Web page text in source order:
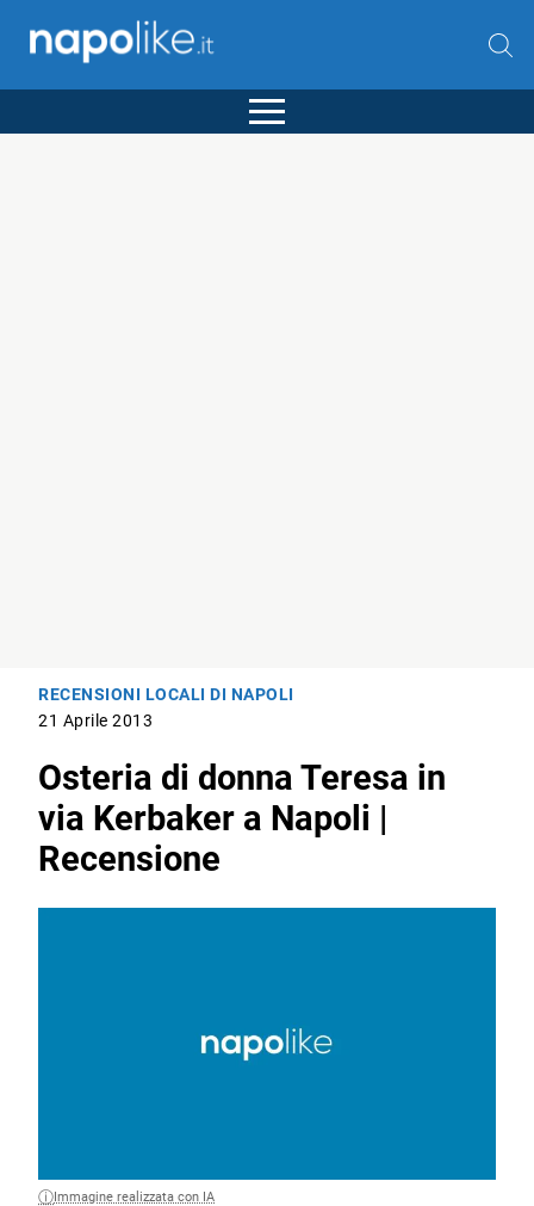
RECENSIONI LOCALI DI NAPOLI
21 Aprile 2013
Osteria di donna Teresa in
via Kerbaker a Napoli |
Recensione
Immagine realizzata con IA